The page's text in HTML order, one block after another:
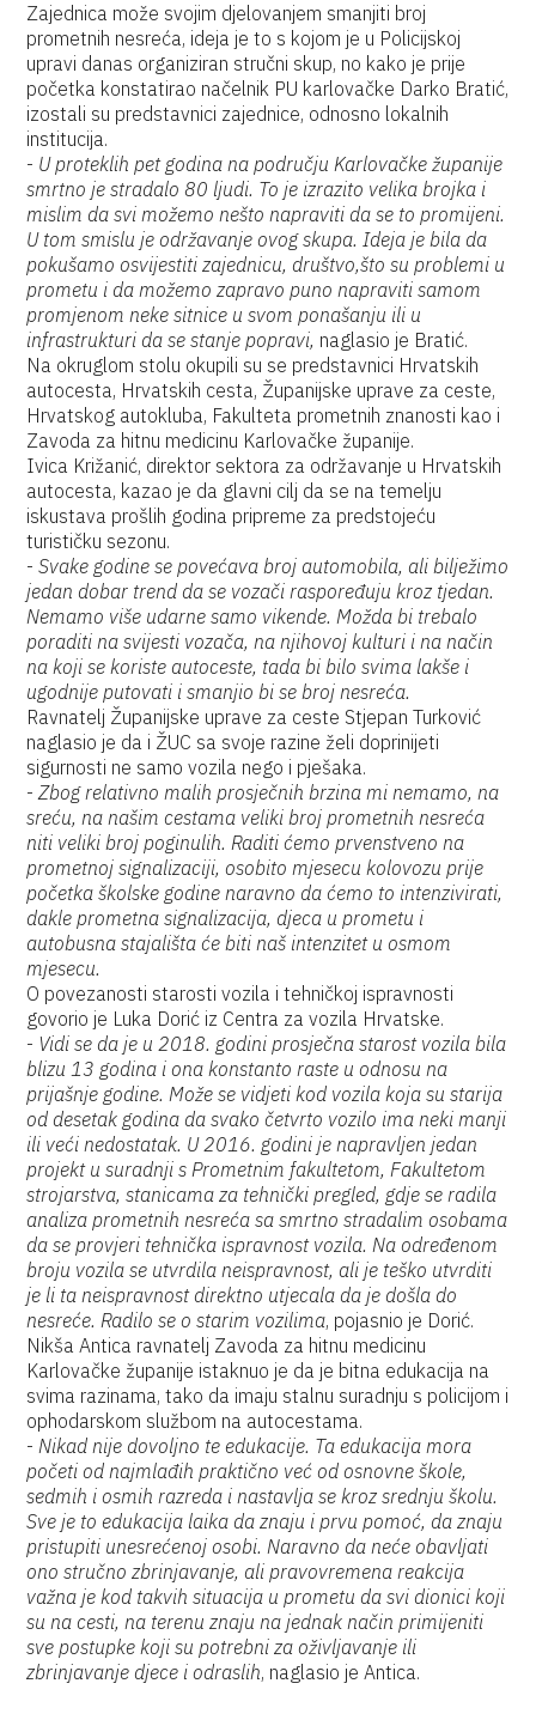
Zajednica može svojim djelovanjem smanjiti broj
prometnih nesreća, ideja je to s kojom je u Policijskoj
upravi danas organiziran stručni skup, no kako je prije
početka konstatirao načelnik PU karlovačke Darko Bratić,
izostali su predstavnici zajednice, odnosno lokalnih
institucija.
- U proteklih pet godina na području Karlovačke županije
smrtno je stradalo 80 ljudi. To je izrazito velika brojka i
mislim da svi možemo nešto napraviti da se to promijeni.
U tom smislu je održavanje ovog skupa. Ideja je bila da
pokušamo osvijestiti zajednicu, društvo,što su problemi u
prometu i da možemo zapravo puno napraviti samom
promjenom neke sitnice u svom ponašanju ili u
infrastrukturi da se stanje popravi, naglasio je Bratić.
Na okruglom stolu okupili su se predstavnici Hrvatskih
autocesta, Hrvatskih cesta, Županijske uprave za ceste,
Hrvatskog autokluba, Fakulteta prometnih znanosti kao i
Zavoda za hitnu medicinu Karlovačke županije.
Ivica Križanić, direktor sektora za održavanje u Hrvatskih
autocesta, kazao je da glavni cilj da se na temelju
iskustava prošlih godina pripreme za predstojeću
turističku sezonu.
-Svake godine se povećava broj automobila, ali bilježimo
jedan dobar trend da se vozači raspoređuju kroz tjedan.
Nemamo više udarne samo vikende. Možda bi trebalo
poraditi na svijesti vozača, na njihovoj kulturi i na način
na koji se koriste autoceste, tada bi bilo svima lakše i
ugodnije putovati i smanjio bi se broj nesreća.
Ravnatelj Županijske uprave za ceste Stjepan Turković
naglasio je da i ŽUC sa svoje razine želi doprinijeti
sigurnosti ne samo vozila nego i pješaka.
-Zbog relativno malih prosječnih brzina mi nemamo, na
sreću, na našim cestama veliki broj prometnih nesreća
niti veliki broj poginulih. Raditi ćemo prvenstveno na
prometnoj signalizaciji, osobito mjesecu kolovozu prije
početka školske godine naravno da ćemo to intenzivirati,
dakle prometna signalizacija, djeca u prometu i
autobusna stajališta će biti naš intenzitet u osmom
mjesecu.
O povezanosti starosti vozila i tehničkoj ispravnosti
govorio je Luka Dorić iz Centra za vozila Hrvatske.
- Vidi se da je u 2018. godini prosječna starost vozila bila
blizu 13 godina i ona konstanto raste u odnosu na
prijašnje godine. Može se vidjeti kod vozila koja su starija
od desetak godina da svako četvrto vozilo ima neki manji
ili veći nedostatak. U 2016. godini je napravljen jedan
projekt u suradnji s Prometnim fakultetom, Fakultetom
strojarstva, stanicama za tehnički pregled, gdje se radila
analiza prometnih nesreća sa smrtno stradalim osobama
da se provjeri tehnička ispravnost vozila. Na određenom
broju vozila se utvrdila neispravnost, ali je teško utvrditi
je li ta neispravnost direktno utjecala da je došla do
nesreće. Radilo se o starim vozilima, pojasnio je Dorić.
Nikša Antica ravnatelj Zavoda za hitnu medicinu
Karlovačke županije istaknuo je da je bitna edukacija na
svima razinama, tako da imaju stalnu suradnju s policijom i
ophodarskom službom na autocestama.
-Nikad nije dovoljno te edukacije. Ta edukacija mora
početi od najmlađih praktično već od osnovne škole,
sedmih i osmih razreda i nastavlja se kroz srednju školu.
Sve je to edukacija laika da znaju i prvu pomoć, da znaju
pristupiti unesrećenoj osobi. Naravno da neće obavljati
ono stručno zbrinjavanje, ali pravovremena reakcija
važna je kod takvih situacija u prometu da svi dionici koji
su na cesti, na terenu znaju na jednak način primijeniti
sve postupke koji su potrebni za oživljavanje ili
zbrinjavanje djece i odraslih, naglasio je Antica.